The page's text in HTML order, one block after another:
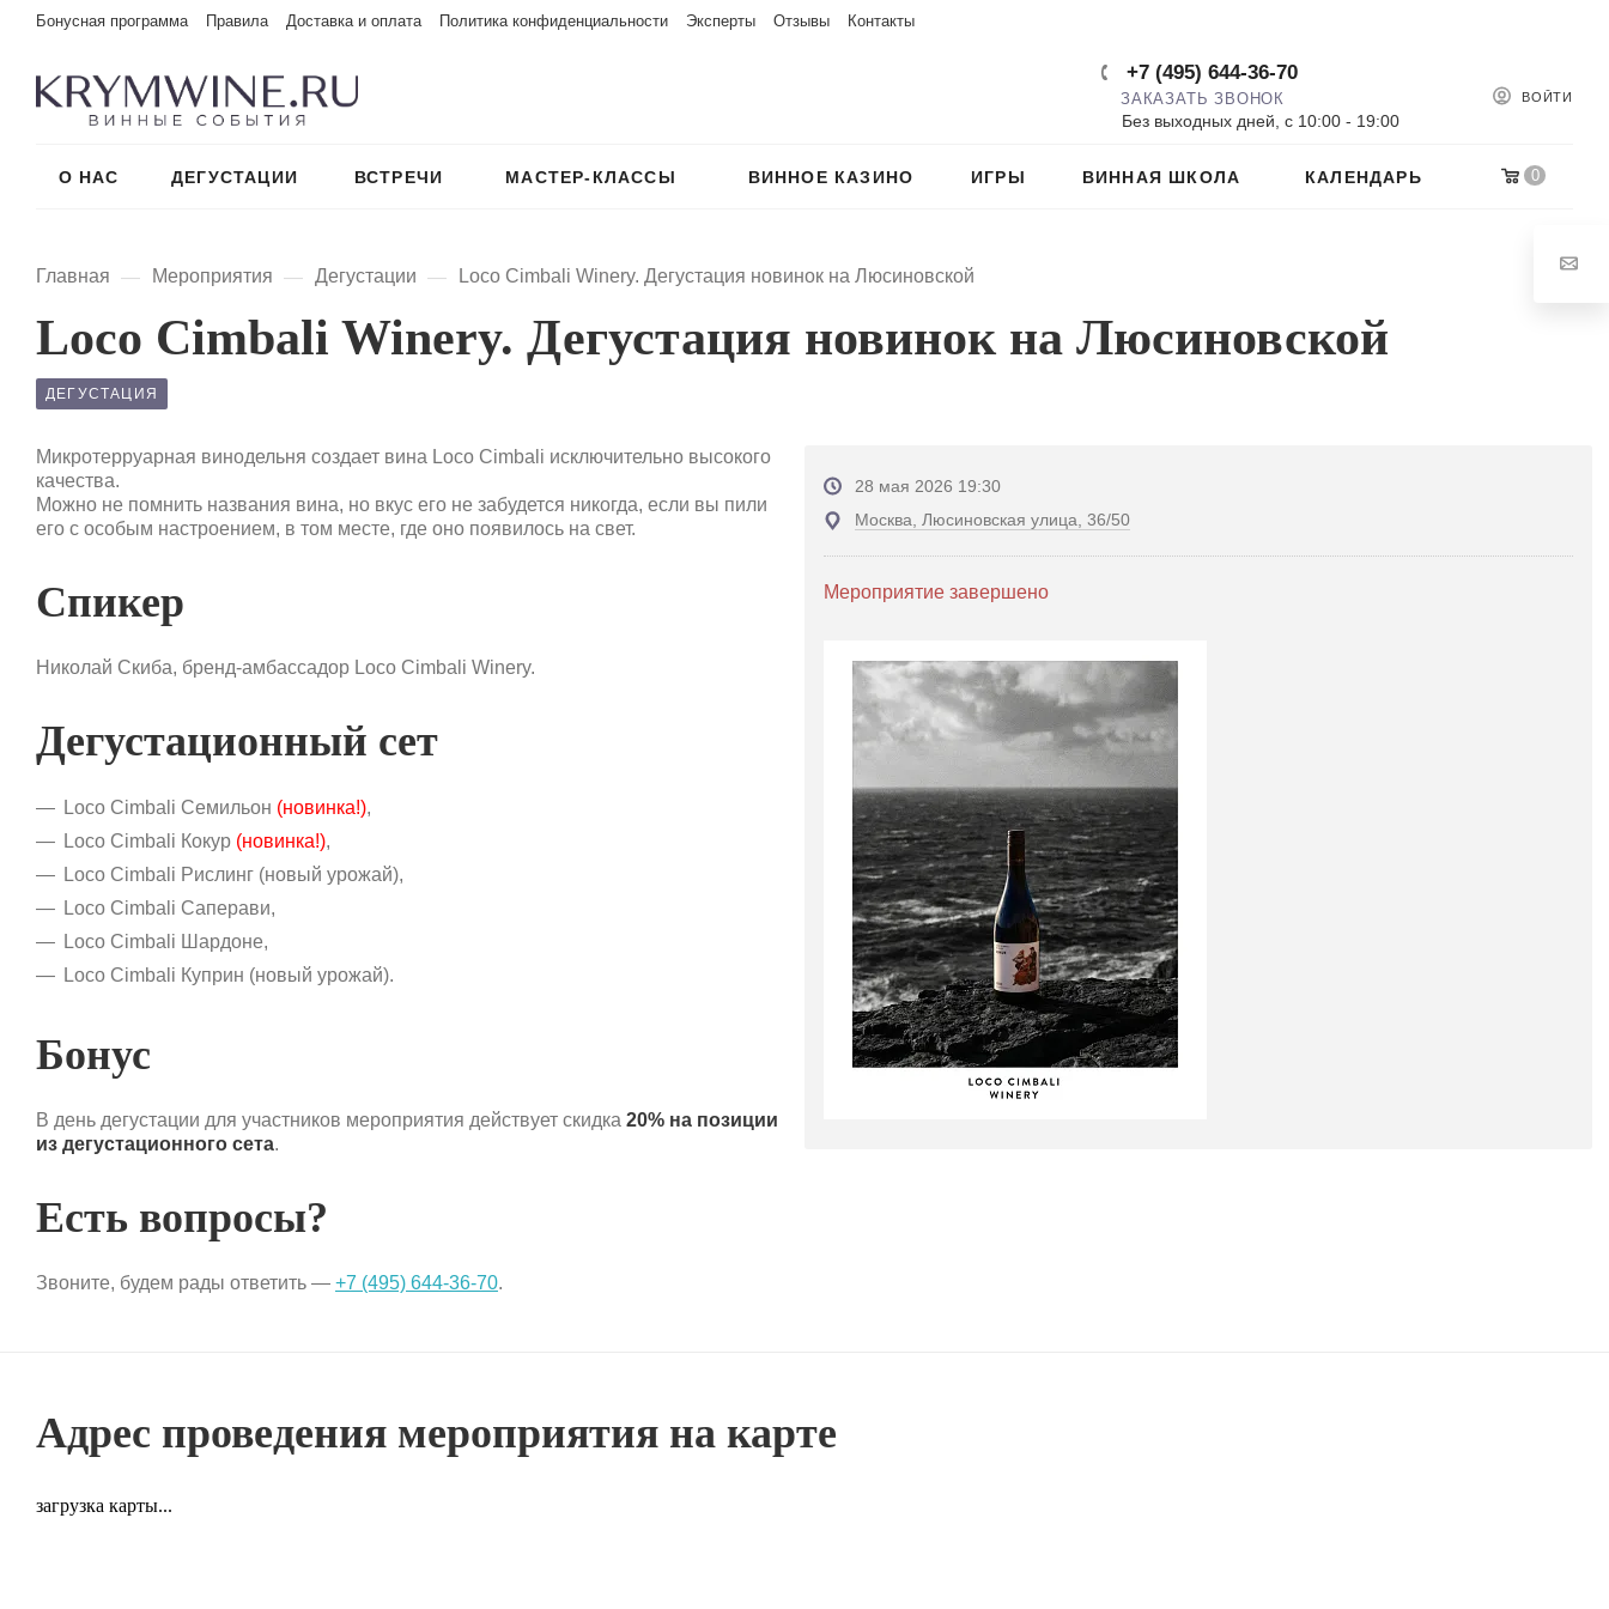
Бонусная программа Правила Доставка и оплата Политика конфиденциальности Эксперты Отзывы Контакты
ВОЙТИ
+7 (495) 644-36-70
ЗАКАЗАТЬ ЗВОНОК
Без выходных дней, с 10:00 - 19:00
0
О НАС ДЕГУСТАЦИИ ВСТРЕЧИ МАСТЕР-КЛАССЫ ВИННОЕ КАЗИНО ИГРЫ ВИННАЯ ШКОЛА КАЛЕНДАРЬ
Главная — Мероприятия — Дегустации — Loco Cimbali Winery. Дегустация новинок на Люсиновской
Loco Cimbali Winery. Дегустация новинок на Люсиновской
ДЕГУСТАЦИЯ
Микротерруарная винодельня создает вина Loco Cimbali исключительно высокого
качества.
Можно не помнить названия вина, но вкус его не забудется никогда, если вы пили
его с особым настроением, в том месте, где оно появилось на свет.
Спикер
Николай Скиба, бренд-амбассадор Loco Cimbali Winery.
Дегустационный сет
Loco Cimbali Семильон (новинка!),
Loco Cimbali Кокур (новинка!),
Loco Cimbali Рислинг (новый урожай),
Loco Cimbali Саперави,
Loco Cimbali Шардоне,
Loco Cimbali Куприн (новый урожай).
Бонус
В день дегустации для участников мероприятия действует скидка 20% на позиции
из дегустационного сета.
Есть вопросы?
Звоните, будем рады ответить — +7 (495) 644-36-70.
28 мая 2026 19:30
Москва, Люсиновская улица, 36/50
Мероприятие завершено
Адрес проведения мероприятия на карте
загрузка карты...